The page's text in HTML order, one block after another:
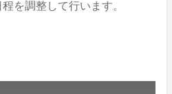
を調整して行います。